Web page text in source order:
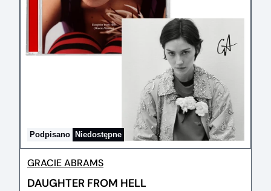
Podpisano Niedostępne
GRACIE ABRAMS
DAUGHTER FROM HELL